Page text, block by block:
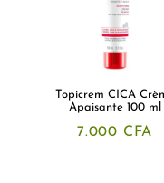
Topicrem CICA
Apaisante 100 ml
7.000 CFA